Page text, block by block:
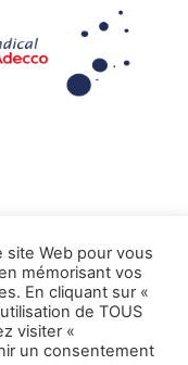
.
site Web pour vous
mémorisant vos
En cliquant sur «
de TOUS
visiter «
un consentement